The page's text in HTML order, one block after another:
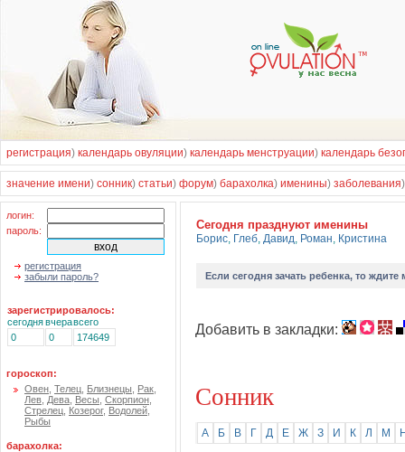
регистрация) календарь овуляции) календарь менструации) календарь
значение имени) сонник) статьи) форум) барахолка) именины) заболевания
логин:
пароль:
регистрация
забыли пароль?
зарегистрировалось:
сегоднявчеравсего
0
0 174649
гороскоп:
Овен Телец Близнецы Рак
Лев Дева Весы Скорпион
Стрелец Козерог, Водолей
Рыбы
барахолка:
Cегодня празднуют именины
Борис, Глеб, Давид, Роман, Кристина
Если сегодня зачать ребенка, то
Добавить в закладки:
Сонник
А Б В Г Д Е Ж З И К Л М